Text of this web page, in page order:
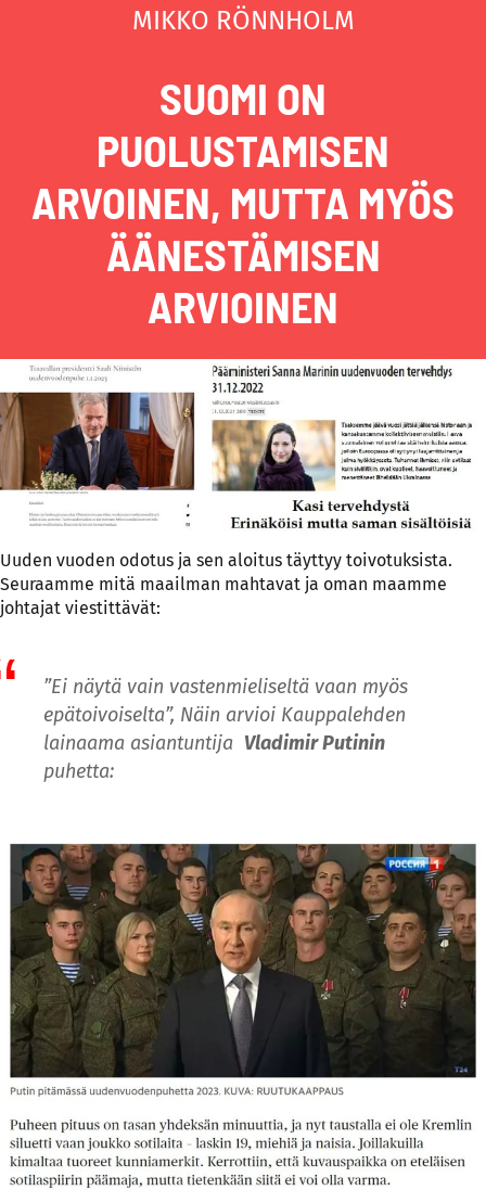
MIKKO RÖNNHOLM
SUOMI ON
PUOLUSTAMISEN
ARVOINEN, MUTTA MYÖS
ÄÄNESTÄMISEN
ARVIOINEN
Uuden vuoden odotus ja sen aloitus täyttyy toivotuksista.
Seuraamme mitä maailman mahtavat ja oman maamme
johtajat viestittävät:
”Ei näytä vain vastenmieliseltä vaan myös
epätoivoiselta”, Näin arvioi Kauppalehden
lainaama asiantuntija Vladimir Putinin
puhetta: